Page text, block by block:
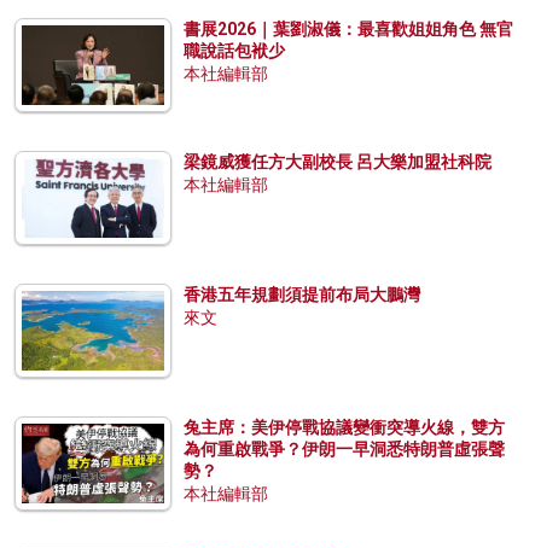
書展2026｜葉劉淑儀：最喜歡姐姐角色 無官
職說話包袱少
本社編輯部
梁鏡威獲任方大副校長 呂大樂加盟社科院
本社編輯部
香港五年規劃須提前布局大鵬灣
來文
兔主席：美伊停戰協議變衝突導火線，雙方
為何重啟戰爭？伊朗一早洞悉特朗普虛張聲
勢？
本社編輯部